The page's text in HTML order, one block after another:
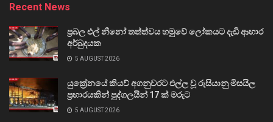
Recent News
ප්‍රබල එල් නීනෝ තත්ත්වය හමුවේ ලෝකයට දැඩි ආහාර
අර්බුදයක
5 AUGUST 2026
යුක්‍රේනයේ කියව් අගනුවරට එල්ල වූ රුසියානු මිසයිල
ප්‍රහාරයකින් පුද්ගලයින් 17 ක් මරුට
5 AUGUST 2026